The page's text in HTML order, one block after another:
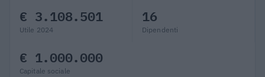
€ 3.108.501
Utile 2024
16
Dipendenti
€ 1.000.000
Capitale sociale